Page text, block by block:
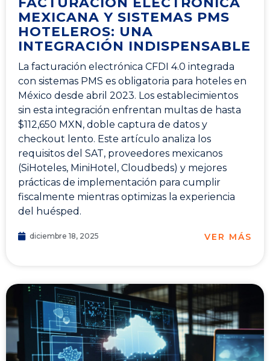
MEXICANA Y SISTEMAS PMS
HOTELEROS: UNA
INTEGRACIÓN INDISPENSABLE
La facturación electrónica CFDI 4.0 integrada
con sistemas PMS es obligatoria para hoteles en
México desde abril 2023. Los establecimientos
sin esta integración enfrentan multas de hasta
$112,650 MXN, doble captura de datos y
checkout lento. Este artículo analiza los
requisitos del SAT, proveedores mexicanos
(SiHoteles, MiniHotel, Cloudbeds) y mejores
prácticas de implementación para cumplir
fiscalmente mientras optimizas la experiencia
del huésped.
diciembre 18, 2025 VER MÁS